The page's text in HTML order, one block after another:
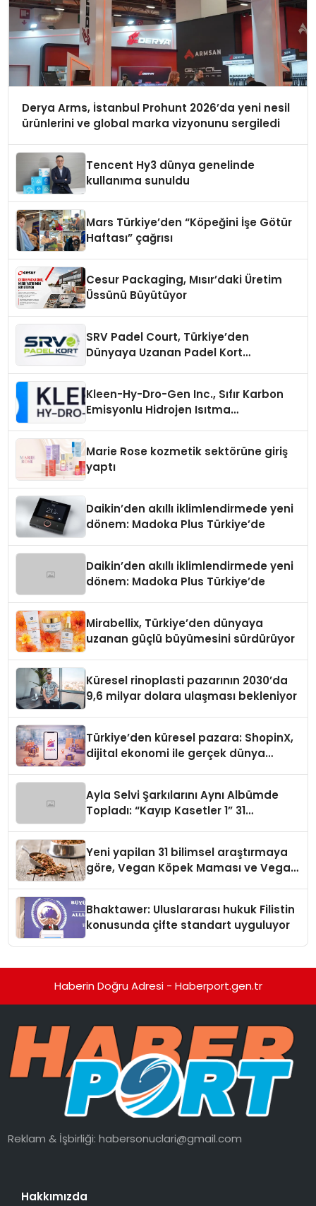
Derya Arms, İstanbul Prohunt 2026’da yeni nesil
ürünlerini ve global marka vizyonunu sergiledi
Tencent Hy3 dünya genelinde
kullanıma sunuldu
Mars Türkiye’den “Köpeğini İşe Götür
Haftası” çağrısı
Cesur Packaging, Mısır’daki Üretim
Üssünü Büyütüyor
SRV Padel Court, Türkiye’den
Dünyaya Uzanan Padel Kort
Kleen-Hy-Dro-Gen Inc., Sıfır Karbon
Emisyonlu Hidrojen Isıtma
Marie Rose kozmetik sektörüne giriş
yaptı
Daikin’den akıllı iklimlendirmede yeni
dönem: Madoka Plus Türkiye’de
Daikin’den akıllı iklimlendirmede yeni
dönem: Madoka Plus Türkiye’de
Mirabellix, Türkiye’den dünyaya
uzanan güçlü büyümesini sürdürüyor
Küresel rinoplasti pazarının 2030’da
9,6 milyar dolara ulaşması bekleniyor
Türkiye’den küresel pazara: ShopinX,
dijital ekonomi ile gerçek dünya
Ayla Selvi Şarkılarını Aynı Albümde
Topladı: “Kayıp Kasetler 1” 31
Yeni yapilan 31 bilimsel araştırmaya
göre, Vegan Köpek Maması ve Vegan
Bhaktawer: Uluslararası hukuk Filistin
konusunda çifte standart uyguluyor
Haberin Doğru Adresi - Haberport.gen.tr
Reklam & İşbirliği:habersonuclari@gmail.com
Hakkımızda